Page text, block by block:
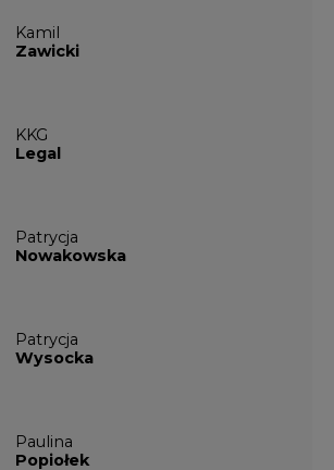
Kamil
Zawicki
KKG
Legal
Patrycja
Nowakowska
Patrycja
Wysocka
Paulina
Popiołek